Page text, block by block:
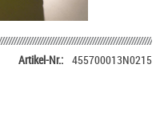
Artikel-Nr.: 455700013N0215